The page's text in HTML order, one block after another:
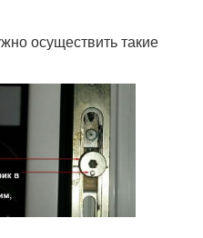
осуществить такие